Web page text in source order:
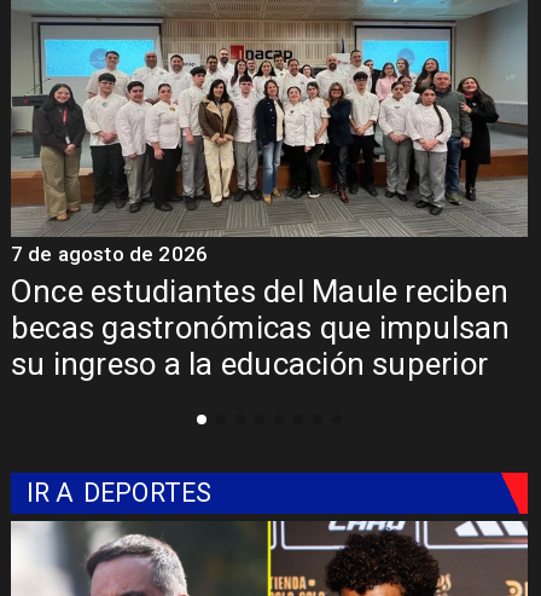
Once estudiantes del Maule reciben
becas gastronómicas que impulsan
su ingreso a la educación superior
7 de agosto de 2026
IR A DEPORTES